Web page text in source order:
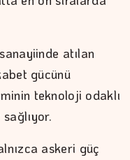
atılan
gücünü
teknoloji odaklı
askeri güç